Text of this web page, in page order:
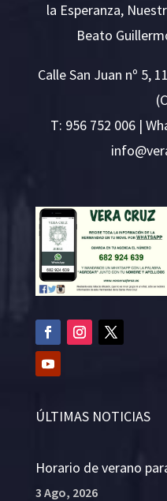
la Esperanza,
Beato
Calle San Juan nº 5,
T: 956 752 006 |
v@ofn
i
ÚLTIMAS NOTICIAS
Horario de verano
3 Ago, 2026